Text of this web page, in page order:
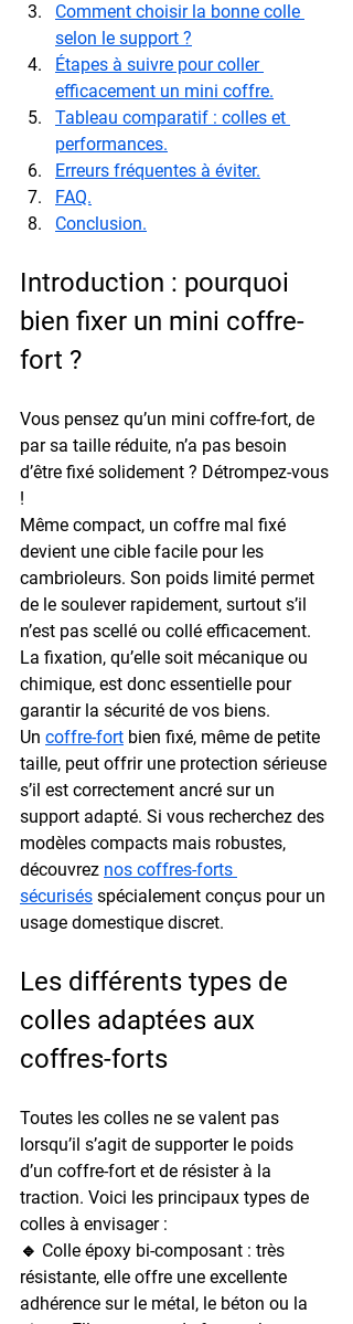
Comment choisir la bonne colle
selon le support ?
Étapes à suivre pour coller
efficacement un mini coffre.
Tableau comparatif : colles et
performances.
Erreurs fréquentes à éviter.
FAQ.
Conclusion.
Introduction : pourquoi
bien fixer un mini coffre-
fort ?
Vous pensez qu’un mini coffre-fort, de
par sa taille réduite, n’a pas besoin
d’être fixé solidement ? Détrompez-vous
!
Même compact, un coffre mal fixé
devient une cible facile pour les
cambrioleurs. Son poids limité permet
de le soulever rapidement, surtout s’il
n’est pas scellé ou collé efficacement.
La fixation, qu’elle soit mécanique ou
chimique, est donc essentielle pour
garantir la sécurité de vos biens.
Un coffre-fort bien fixé, même de petite
taille, peut offrir une protection sérieuse
s’il est correctement ancré sur un
support adapté. Si vous recherchez des
modèles compacts mais robustes,
découvrez nos coffres-forts
sécurisés spécialement conçus pour un
usage domestique discret.
Les différents types de
colles adaptées aux
coffres-forts
Toutes les colles ne se valent pas
lorsqu’il s’agit de supporter le poids
d’un coffre-fort et de résister à la
traction. Voici les principaux types de
colles à envisager :
🔹 Colle époxy bi-composant : très
résistante, elle offre une excellente
adhérence sur le métal, le béton ou la